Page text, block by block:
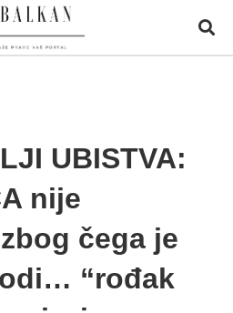
UBISTVA:
nije
čega je
“rođak